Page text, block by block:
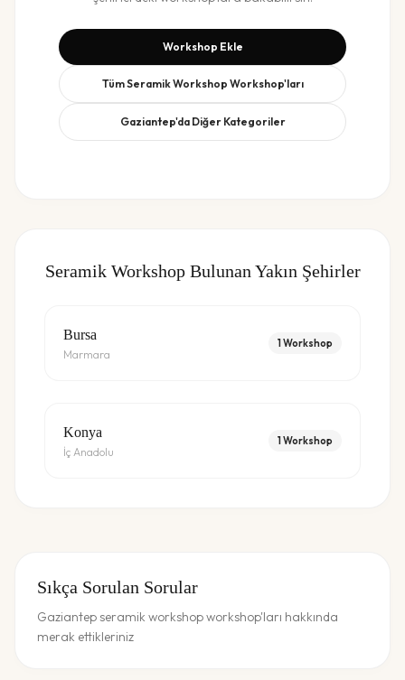
Workshop Ekle
TümSeramik Workshop Workshop'ları
Gaziantep'da Diğer Kategoriler
Seramik WorkshopBulunan Yakın Şehirler
Bursa
Marmara
1 Workshop
Konya
İç Anadolu
1 Workshop
Sıkça Sorulan Sorular
Gaziantep seramik workshop workshop'ları hakkında
merak ettikleriniz